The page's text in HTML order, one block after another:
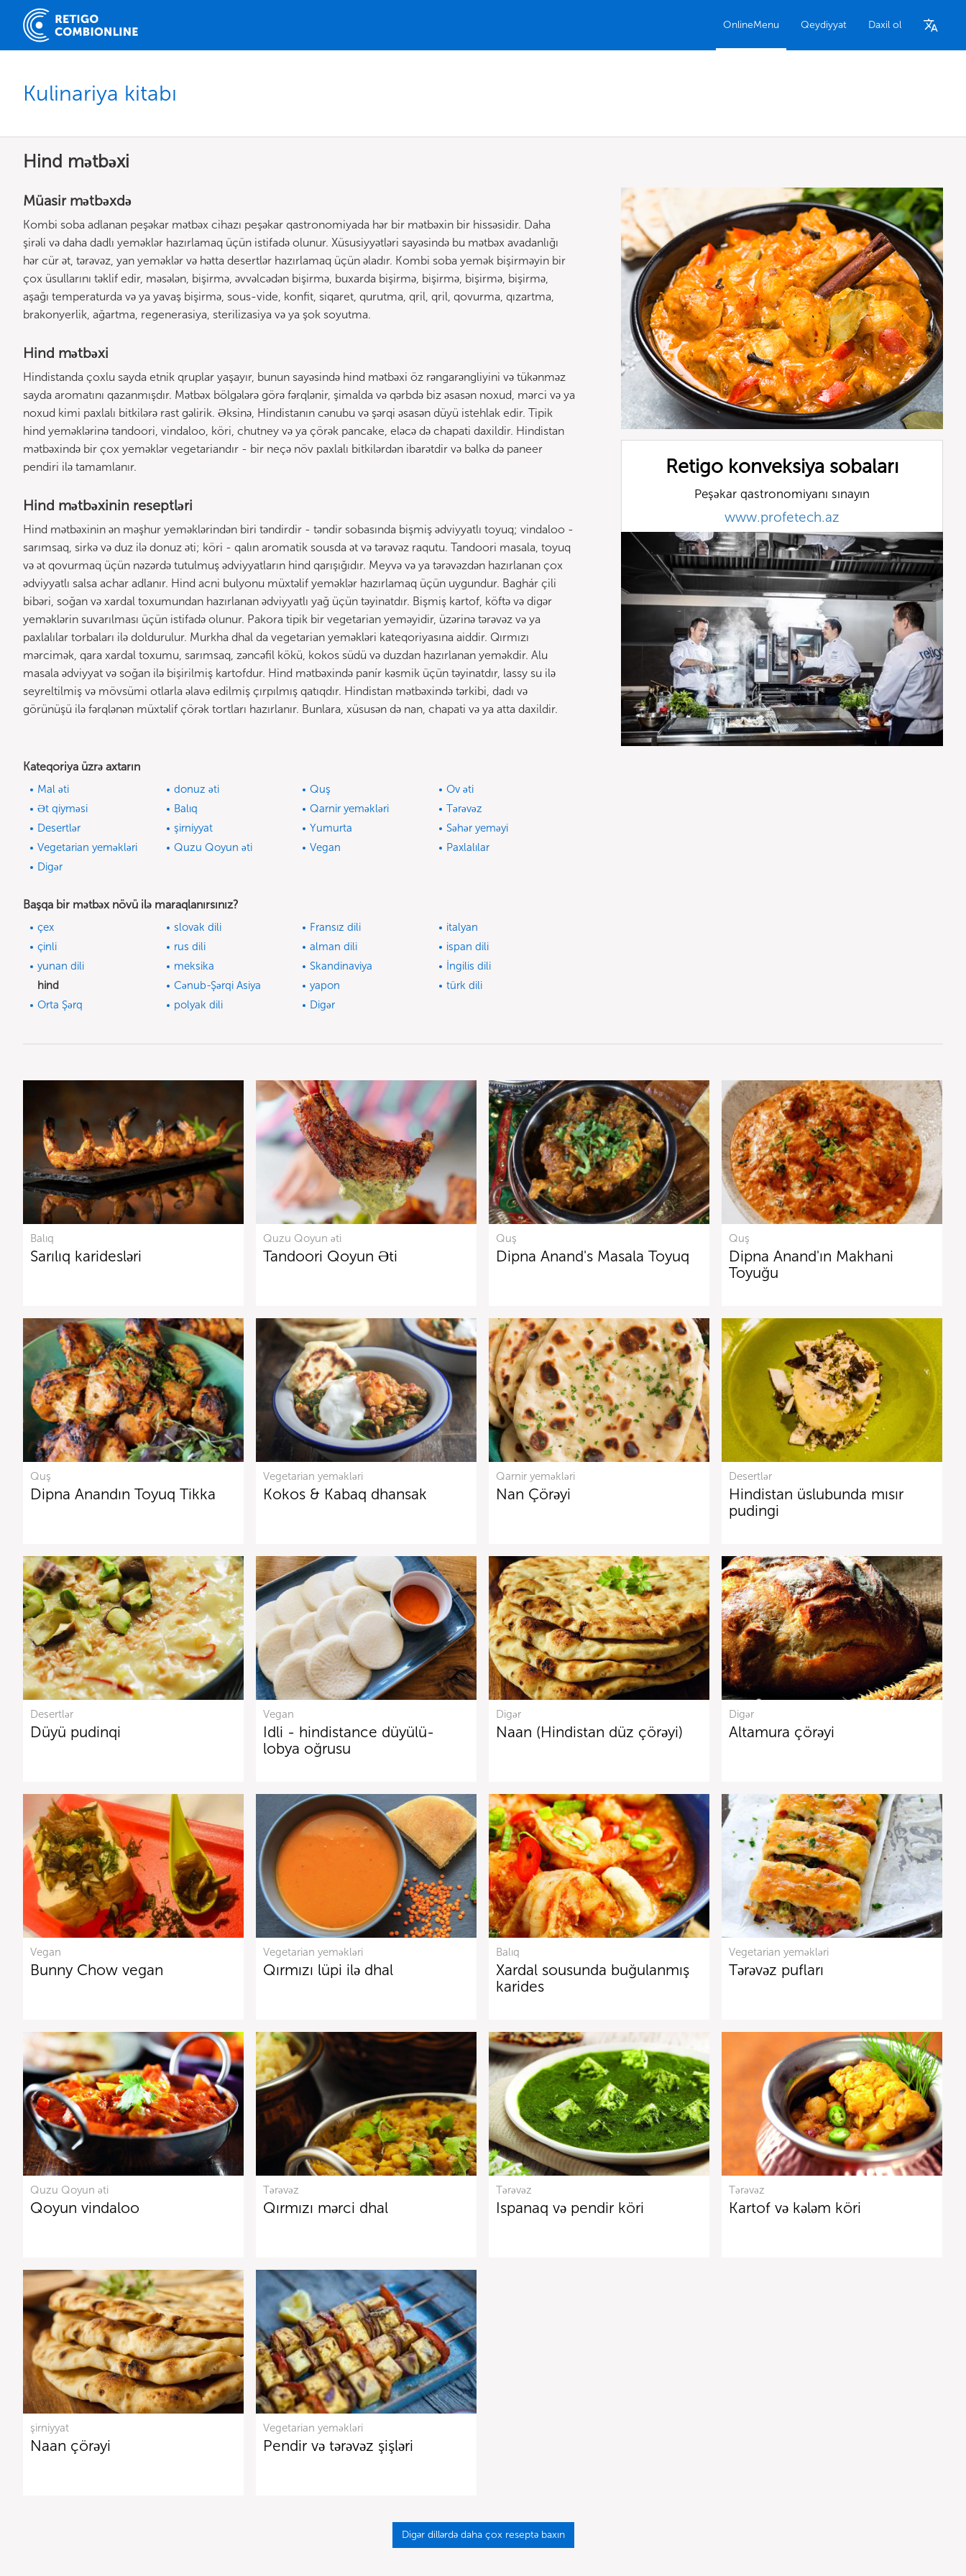
OnlineMenu Qeydiyyat Daxil ol
Kulinariya kitabı
Hind mətbəxi
Müasir mətbəxdə
Kombi soba adlanan peşəkar mətbəx cihazı peşəkar qastronomiyada hər bir mətbəxin bir hissəsidir. Daha
şirəli və daha dadlı yeməklər hazırlamaq üçün istifadə olunur. Xüsusiyyətləri sayəsində bu mətbəx avadanlığı
hər cür ət, tərəvəz, yan yeməklər və hətta desertlər hazırlamaq üçün əladır. Kombi soba yemək bişirməyin bir
çox üsullarını təklif edir, məsələn, bişirmə, əvvəlcədən bişirmə, buxarda bişirmə, bişirmə, bişirmə, bişirmə,
aşağı temperaturda və ya yavaş bişirmə, sous-vide, konfit, siqaret, qurutma, qril, qril, qovurma, qızartma,
brakonyerlik, ağartma, regenerasiya, sterilizasiya və ya şok soyutma.
Hind mətbəxi
Hindistanda çoxlu sayda etnik qruplar yaşayır, bunun sayəsində hind mətbəxi öz rəngarəngliyini və tükənməz
sayda aromatını qazanmışdır. Mətbəx bölgələrə görə fərqlənir, şimalda və qərbdə biz əsasən noxud, mərci və ya
noxud kimi paxlalı bitkilərə rast gəlirik. Əksinə, Hindistanın cənubu və şərqi əsasən düyü istehlak edir. Tipik
hind yeməklərinə tandoori, vindaloo, köri, chutney və ya çörək pancake, eləcə də chapati daxildir. Hindistan
mətbəxində bir çox yeməklər vegetariandır - bir neçə növ paxlalı bitkilərdən ibarətdir və bəlkə də paneer
pendiri ilə tamamlanır.
Hind mətbəxinin reseptləri
Hind mətbəxinin ən məşhur yeməklərindən biri təndirdir - təndir sobasında bişmiş ədviyyatlı toyuq; vindaloo -
sarımsaq, sirkə və duz ilə donuz əti; köri - qalın aromatik sousda ət və tərəvəz raqutu. Tandoori masala, toyuq
və ət qovurmaq üçün nəzərdə tutulmuş ədviyyatların hind qarışığıdır. Meyvə və ya tərəvəzdən hazırlanan çox
ədviyyatlı salsa achar adlanır. Hind acni bulyonu müxtəlif yeməklər hazırlamaq üçün uygundur. Baghár çili
bibəri, soğan və xardal toxumundan hazırlanan ədviyyatlı yağ üçün təyinatdır. Bişmiş kartof, köftə və digər
yeməklərin suvarılması üçün istifadə olunur. Pakora tipik bir vegetarian yeməyidir, üzərinə tərəvəz və ya
paxlalılar torbaları ilə doldurulur. Murkha dhal da vegetarian yeməkləri kateqoriyasına aiddir. Qırmızı
mərcimək, qara xardal toxumu, sarımsaq, zəncəfil kökü, kokos südü və duzdan hazırlanan yeməkdir. Alu
masala ədviyyat və soğan ilə bişirilmiş kartofdur. Hind mətbəxində panír kəsmik üçün təyinatdır, lassy su ilə
seyreltilmiş və mövsümi otlarla əlavə edilmiş çırpılmış qatıqdır. Hindistan mətbəxində tərkibi, dadı və
görünüşü ilə fərqlənən müxtəlif çörək tortları hazırlanır. Bunlara, xüsusən də nan, chapati və ya atta daxildir.
Retigo konveksiya sobaları
Peşəkar qastronomiyanı sınayın
www.profetech.az
Kateqoriya üzrə axtarın
Mal əti donuz əti Quş
Ov əti
Ət qiyməsi
Balıq Qarnir yeməkləri
Tərəvəz
Desertlər
şirniyyat Yumurta
Səhər yeməyi
Vegetarian yeməkləri
Quzu Qoyun əti Vegan
Paxlalılar
Digər
Başqa bir mətbəx növü ilə maraqlanırsınız?
çex slovak dili Fransız dili
italyan
çinli
rus dili alman dili
ispan dili
yunan dili
meksika Skandinaviya
İngilis dili
hind
Cənub-Şərqi Asiya yapon
türk dili
Orta Şərq
polyak dili Digər
Balıq
Sarılıq karidesləri
Quzu Qoyun əti
Tandoori Qoyun Əti
Quş
Dipna Anand's Masala Toyuq
Quş
Dipna Anand'ın Makhani
Toyuğu
Quş
Dipna Anandın Toyuq Tikka
Vegetarian yeməkləri
Kokos & Kabaq dhansak
Qarnir yeməkləri
Nan Çörəyi
Desertlər
Hindistan üslubunda mısır
pudingi
Desertlər
Düyü pudinqi
Vegan
Idli - hindistance düyülü-
lobya oğrusu
Digər
Naan (Hindistan düz çörəyi)
Digər
Altamura çörəyi
Vegan
Bunny Chow vegan
Vegetarian yeməkləri
Qırmızı lüpi ilə dhal
Balıq
Xardal sousunda buğulanmış
karides
Vegetarian yeməkləri
Tərəvəz pufları
Quzu Qoyun əti
Qoyun vindaloo
Tərəvəz
Qırmızı mərci dhal
Tərəvəz
Ispanaq və pendir köri
Tərəvəz
Kartof və kələm köri
şirniyyat
Naan çörəyi
Vegetarian yeməkləri
Pendir və tərəvəz şişləri
Digər dillərdə daha çox reseptə baxın